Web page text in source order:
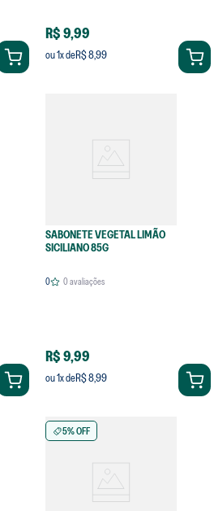
R$ 9,99
ou1x deR$ 8,99
SABONETE VEGETAL LIMÃO
SICILIANO 85G
0 0avaliações
R$ 9,99
ou1x deR$ 8,99
5% OFF